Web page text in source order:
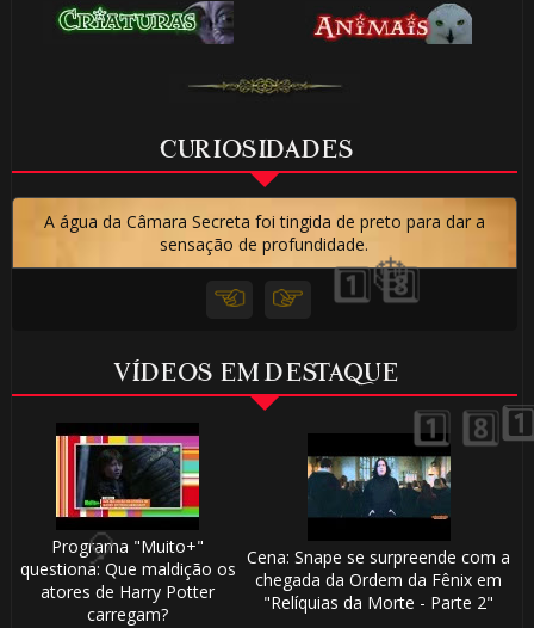
CURIOSIDADES
A água da Câmara Secreta foi tingida de preto para dar a
sensação de profundidade.
VÍDEOS EM DESTAQUE
Programa "Muito+"
questiona: Que maldição os
atores de Harry Potter
carregam?
Cena: Snape se surpreende com a
chegada da Ordem da Fênix em
"Relíquias da Morte - Parte 2"
🎂